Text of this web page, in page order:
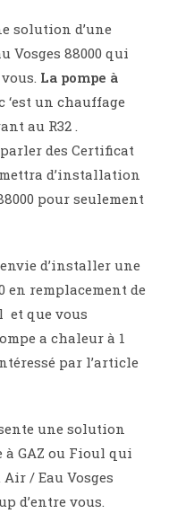
solution d’une
Vosges 88000 qui
La pompe à
‘est un chauffage
au R32 .
des Certificat
d’installation
pour seulement
d’installer une
en remplacement de
et que vous
a chaleur à 1
par l’article
une solution
GAZ ou Fioul qui
/ Eau Vosges
d’entre vous.